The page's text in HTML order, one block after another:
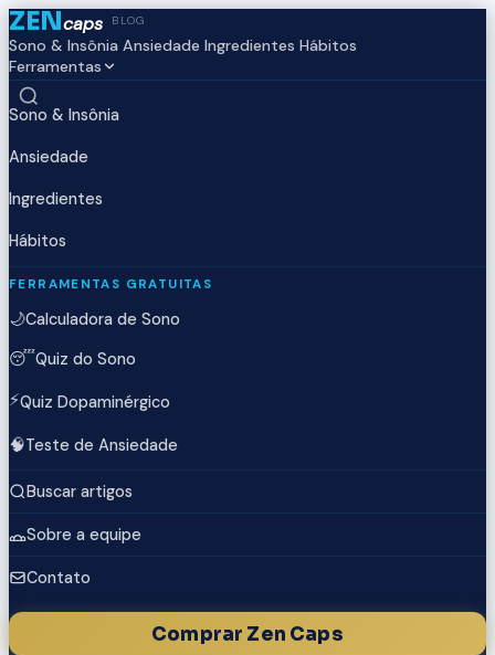
ZENcaps BLOG
Sono & Insônia Ansiedade Ingredientes Hábitos
Ferramentas
Sono & Insônia
Ansiedade
Ingredientes
Hábitos
FERRAMENTAS GRATUITAS
🌙Calculadora de Sono
😴Quiz do Sono
⚡Quiz Dopaminérgico
🧠Teste de Ansiedade
Buscar artigos
Sobre a equipe
Contato
Comprar Zen Caps